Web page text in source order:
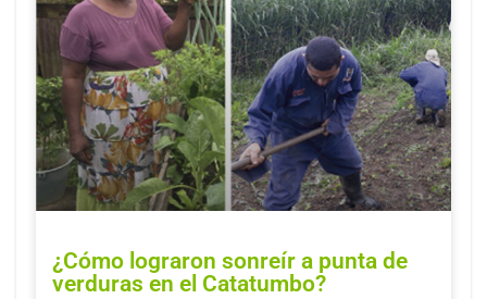
¿Cómo lograron sonreír a punta de
verduras en el Catatumbo?